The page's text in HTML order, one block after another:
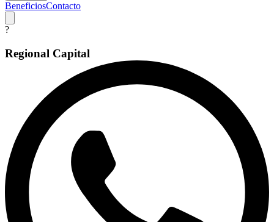
BeneficiosContacto
?
Regional Capital